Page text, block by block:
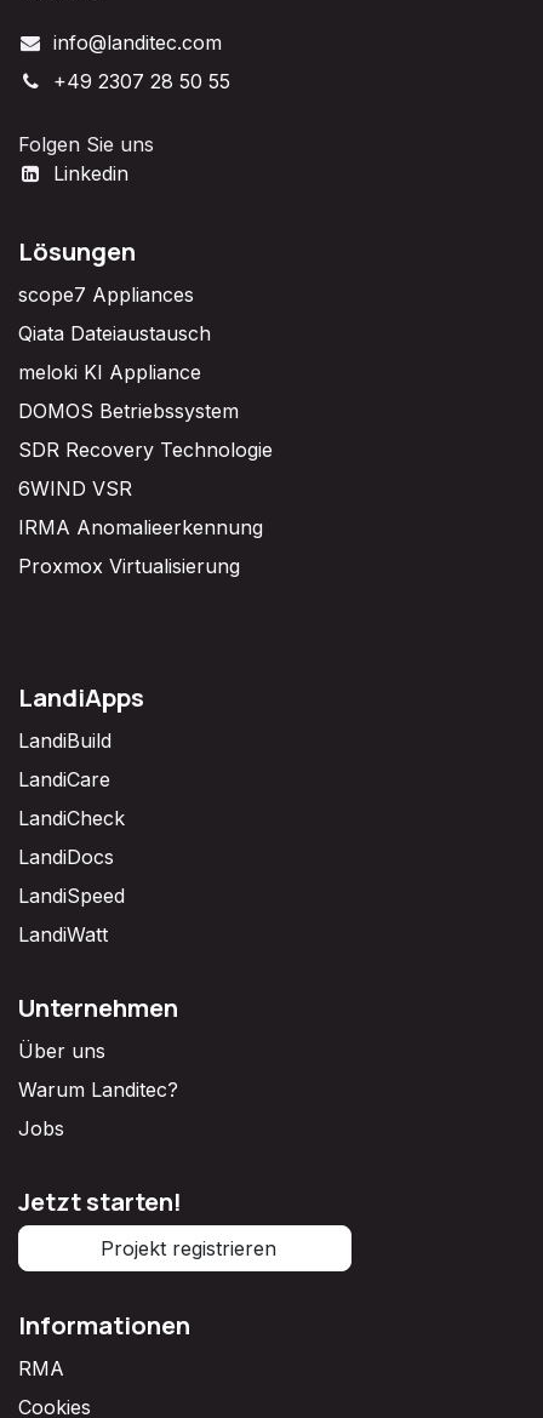
info@landitec.com
+49 2307 28 50 55
Folgen Sie uns
Linkedin
Lösungen
scope7 Appliances
Qiata Dateiaustausch
meloki KI Appliance
DOMOS Betriebssystem
SDR Recovery Technologie
6WIND VSR
IRMA Anomalieerkennung
Proxmox Virtualisierung
LandiApps
LandiBuild
LandiCare
LandiCheck
LandiDocs
LandiSpeed
LandiWatt
Unternehmen
Über uns
Warum Landitec?
Jobs
Jetzt starten!
Projekt registrieren
Informationen
RMA
Cookies